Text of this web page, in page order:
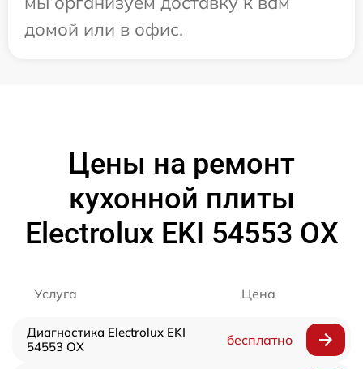
домой или в офис.
Цены на ремонт
кухонной плиты
Electrolux EKI 54553 OX
Услуга Цена
Диагностика Electrolux EKI
54553 OX
бесплатно